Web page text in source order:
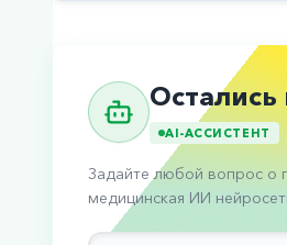
AI-АССИСТЕНТ
Задайте любой вопрос о
медицинская ИИ